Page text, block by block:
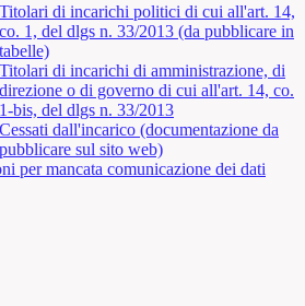
Titolari di incarichi politici di cui all'art. 14,
co. 1, del dlgs n. 33/2013 (da pubblicare in
tabelle)
Titolari di incarichi di amministrazione, di
direzione o di governo di cui all'art. 14, co.
1-bis, del dlgs n. 33/2013
Cessati dall'incarico (documentazione da
pubblicare sul sito web)
per mancata comunicazione dei dati